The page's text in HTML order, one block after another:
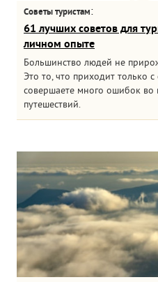
Советы туристам:
61 лучших советов для
личном опыте
Большинство людей не
Это то, что приходит только
совершаете много ошибок во
путешествий.